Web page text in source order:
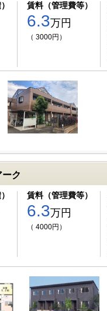
賃料（管理費等）
6.3万円
（ 3000円）
ク
賃料（管理費等）
6.3万円
（ 4000円）